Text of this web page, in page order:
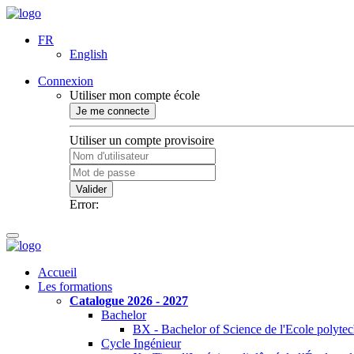
FR
English
Connexion
Utiliser mon compte école
Je me connecte
Utiliser un compte provisoire
Valider
Error:
Accueil
Les formations
Catalogue 2026 - 2027
Bachelor
BX - Bachelor of Science de l'Ecole
Cycle Ingénieur